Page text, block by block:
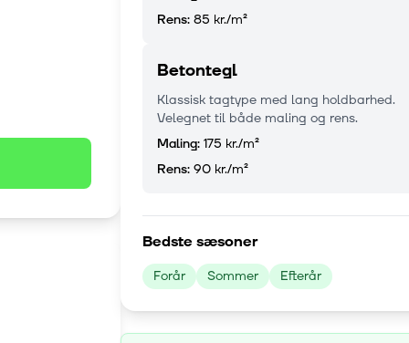
Rens: 85 kr./m²
Betontegl
Klassisk tagtype med lang holdbarhed.
Velegnet til både maling og rens.
Maling: 175 kr./m²
Rens: 90 kr./m²
Bedste sæsoner
Forår Sommer Efterår